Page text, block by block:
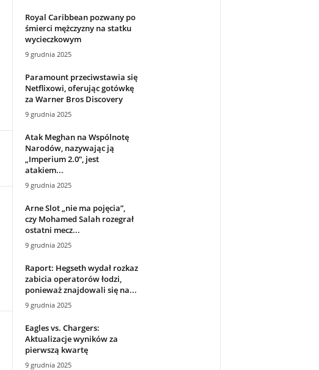
Royal Caribbean pozwany po
śmierci mężczyzny na statku
wycieczkowym
9 grudnia 2025
Paramount przeciwstawia się
Netflixowi, oferując gotówkę
za Warner Bros Discovery
9 grudnia 2025
Atak Meghan na Wspólnotę
Narodów, nazywając ją
„Imperium 2.0”, jest
atakiem...
9 grudnia 2025
Arne Slot „nie ma pojęcia”,
czy Mohamed Salah rozegrał
ostatni mecz...
9 grudnia 2025
Raport: Hegseth wydał rozkaz
zabicia operatorów łodzi,
ponieważ znajdowali się na...
9 grudnia 2025
Eagles vs. Chargers:
Aktualizacje wyników za
pierwszą kwartę
9 grudnia 2025